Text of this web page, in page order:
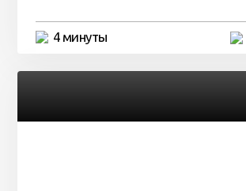
4 минуты